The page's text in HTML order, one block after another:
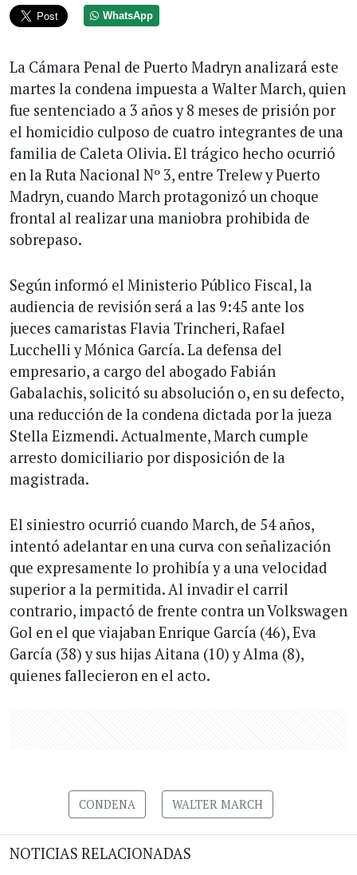
WhatsApp
La Cámara Penal de Puerto Madryn analizará este
martes la condena impuesta a Walter March, quien
fue sentenciado a 3 años y 8 meses de prisión por
el homicidio culposo de cuatro integrantes de una
familia de Caleta Olivia. El trágico hecho ocurrió
en la Ruta Nacional Nº 3, entre Trelew y Puerto
Madryn, cuando March protagonizó un choque
frontal al realizar una maniobra prohibida de
sobrepaso.
Según informó el Ministerio Público Fiscal, la
audiencia de revisión será a las 9:45 ante los
jueces camaristas Flavia Trincheri, Rafael
Lucchelli y Mónica García. La defensa del
empresario, a cargo del abogado Fabián
Gabalachis, solicitó su absolución o, en su defecto,
una reducción de la condena dictada por la jueza
Stella Eizmendi. Actualmente, March cumple
arresto domiciliario por disposición de la
magistrada.
El siniestro ocurrió cuando March, de 54 años,
intentó adelantar en una curva con señalización
que expresamente lo prohibía y a una velocidad
superior a la permitida. Al invadir el carril
contrario, impactó de frente contra un Volkswagen
Gol en el que viajaban Enrique García (46), Eva
García (38) y sus hijas Aitana (10) y Alma (8),
quienes fallecieron en el acto.
CONDENA WALTER MARCH
NOTICIAS RELACIONADAS